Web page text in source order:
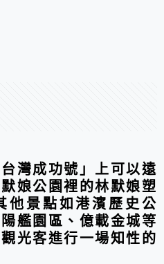
灣成功號」上可以遠
娘公園裡的林默娘塑
他景點如港濱歷史公
艦園區、億載金城等
光客進行一場知性的